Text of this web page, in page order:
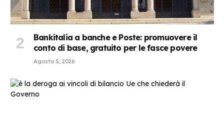
Bankitalia a banche e Poste: promuovere il
conto di base, gratuito per le fasce povere
Agosto 5, 2026